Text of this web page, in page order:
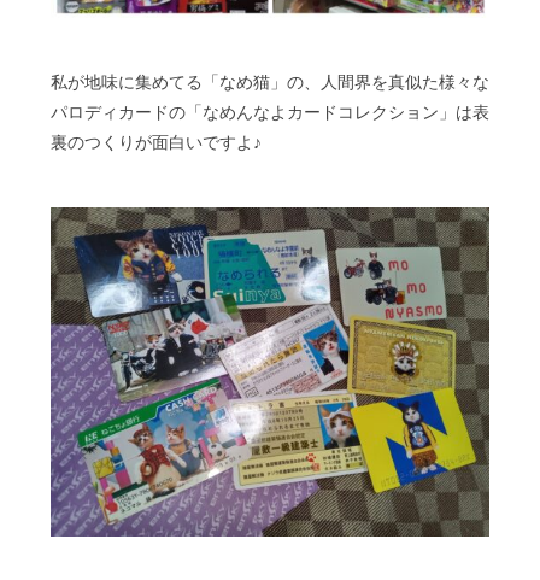
私が地味に集めてる「なめ猫」の、人間界を真似た様々な
パロディカードの「なめんなよカードコレクション」は表
裏のつくりが面白いですよ♪